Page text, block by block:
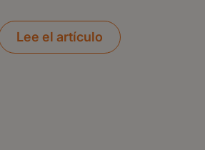
Lee el artículo